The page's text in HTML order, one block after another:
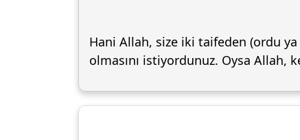
Hani Allah, size iki taifeden (ordu
olmasını istiyordunuz. Oysa Allah,